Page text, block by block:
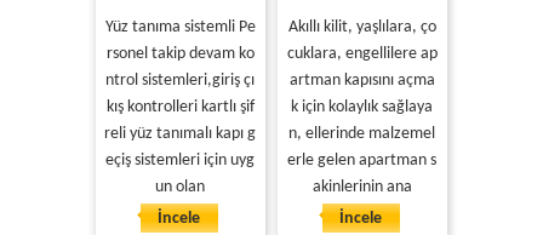
Yüz tanıma sistemli Pe
rsonel takip devam ko
ntrol sistemleri,giriş çı
kış kontrolleri kartlı şif
reli yüz tanımalı kapı g
eçiş sistemleri için uyg
un olan
İncele
Akıllı kilit, yaşlılara, ço
cuklara, engellilere ap
artman kapısını açma
k için kolaylık sağlaya
n, ellerinde malzemel
erle gelen apartman s
akinlerinin ana
İncele